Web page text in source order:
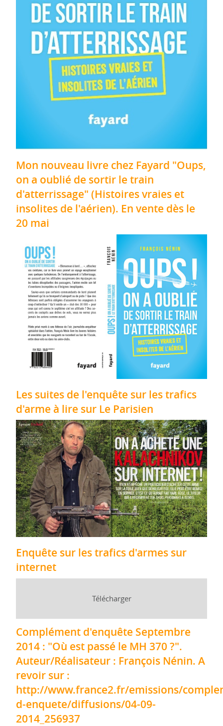
Mon nouveau livre chez Fayard "Oups,
on a oublié de sortir le train
d'atterrissage" (Histoires vraies et
insolites de l'aérien). En vente dès le
20 mai
Les suites de l'enquête sur les trafics
d'arme à lire sur Le Parisien
Enquête sur les trafics d'armes sur
internet
Télécharger
Complément d'enquête Septembre
2014 : "Où est passé le MH 370 ?".
Auteur/Réalisateur : François Nénin. A
revoir sur :
http://www.france2.fr/emissions/
d-enquete/diffusions/04-09-
2014_256937